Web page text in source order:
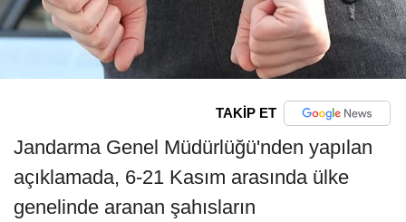
TAKİP ET
Jandarma Genel Müdürlüğü'nden yapılan
açıklamada, 6-21 Kasım arasında ülke
genelinde aranan şahısların